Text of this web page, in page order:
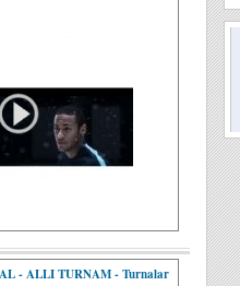
- ALLI TURNAM - Turnalar